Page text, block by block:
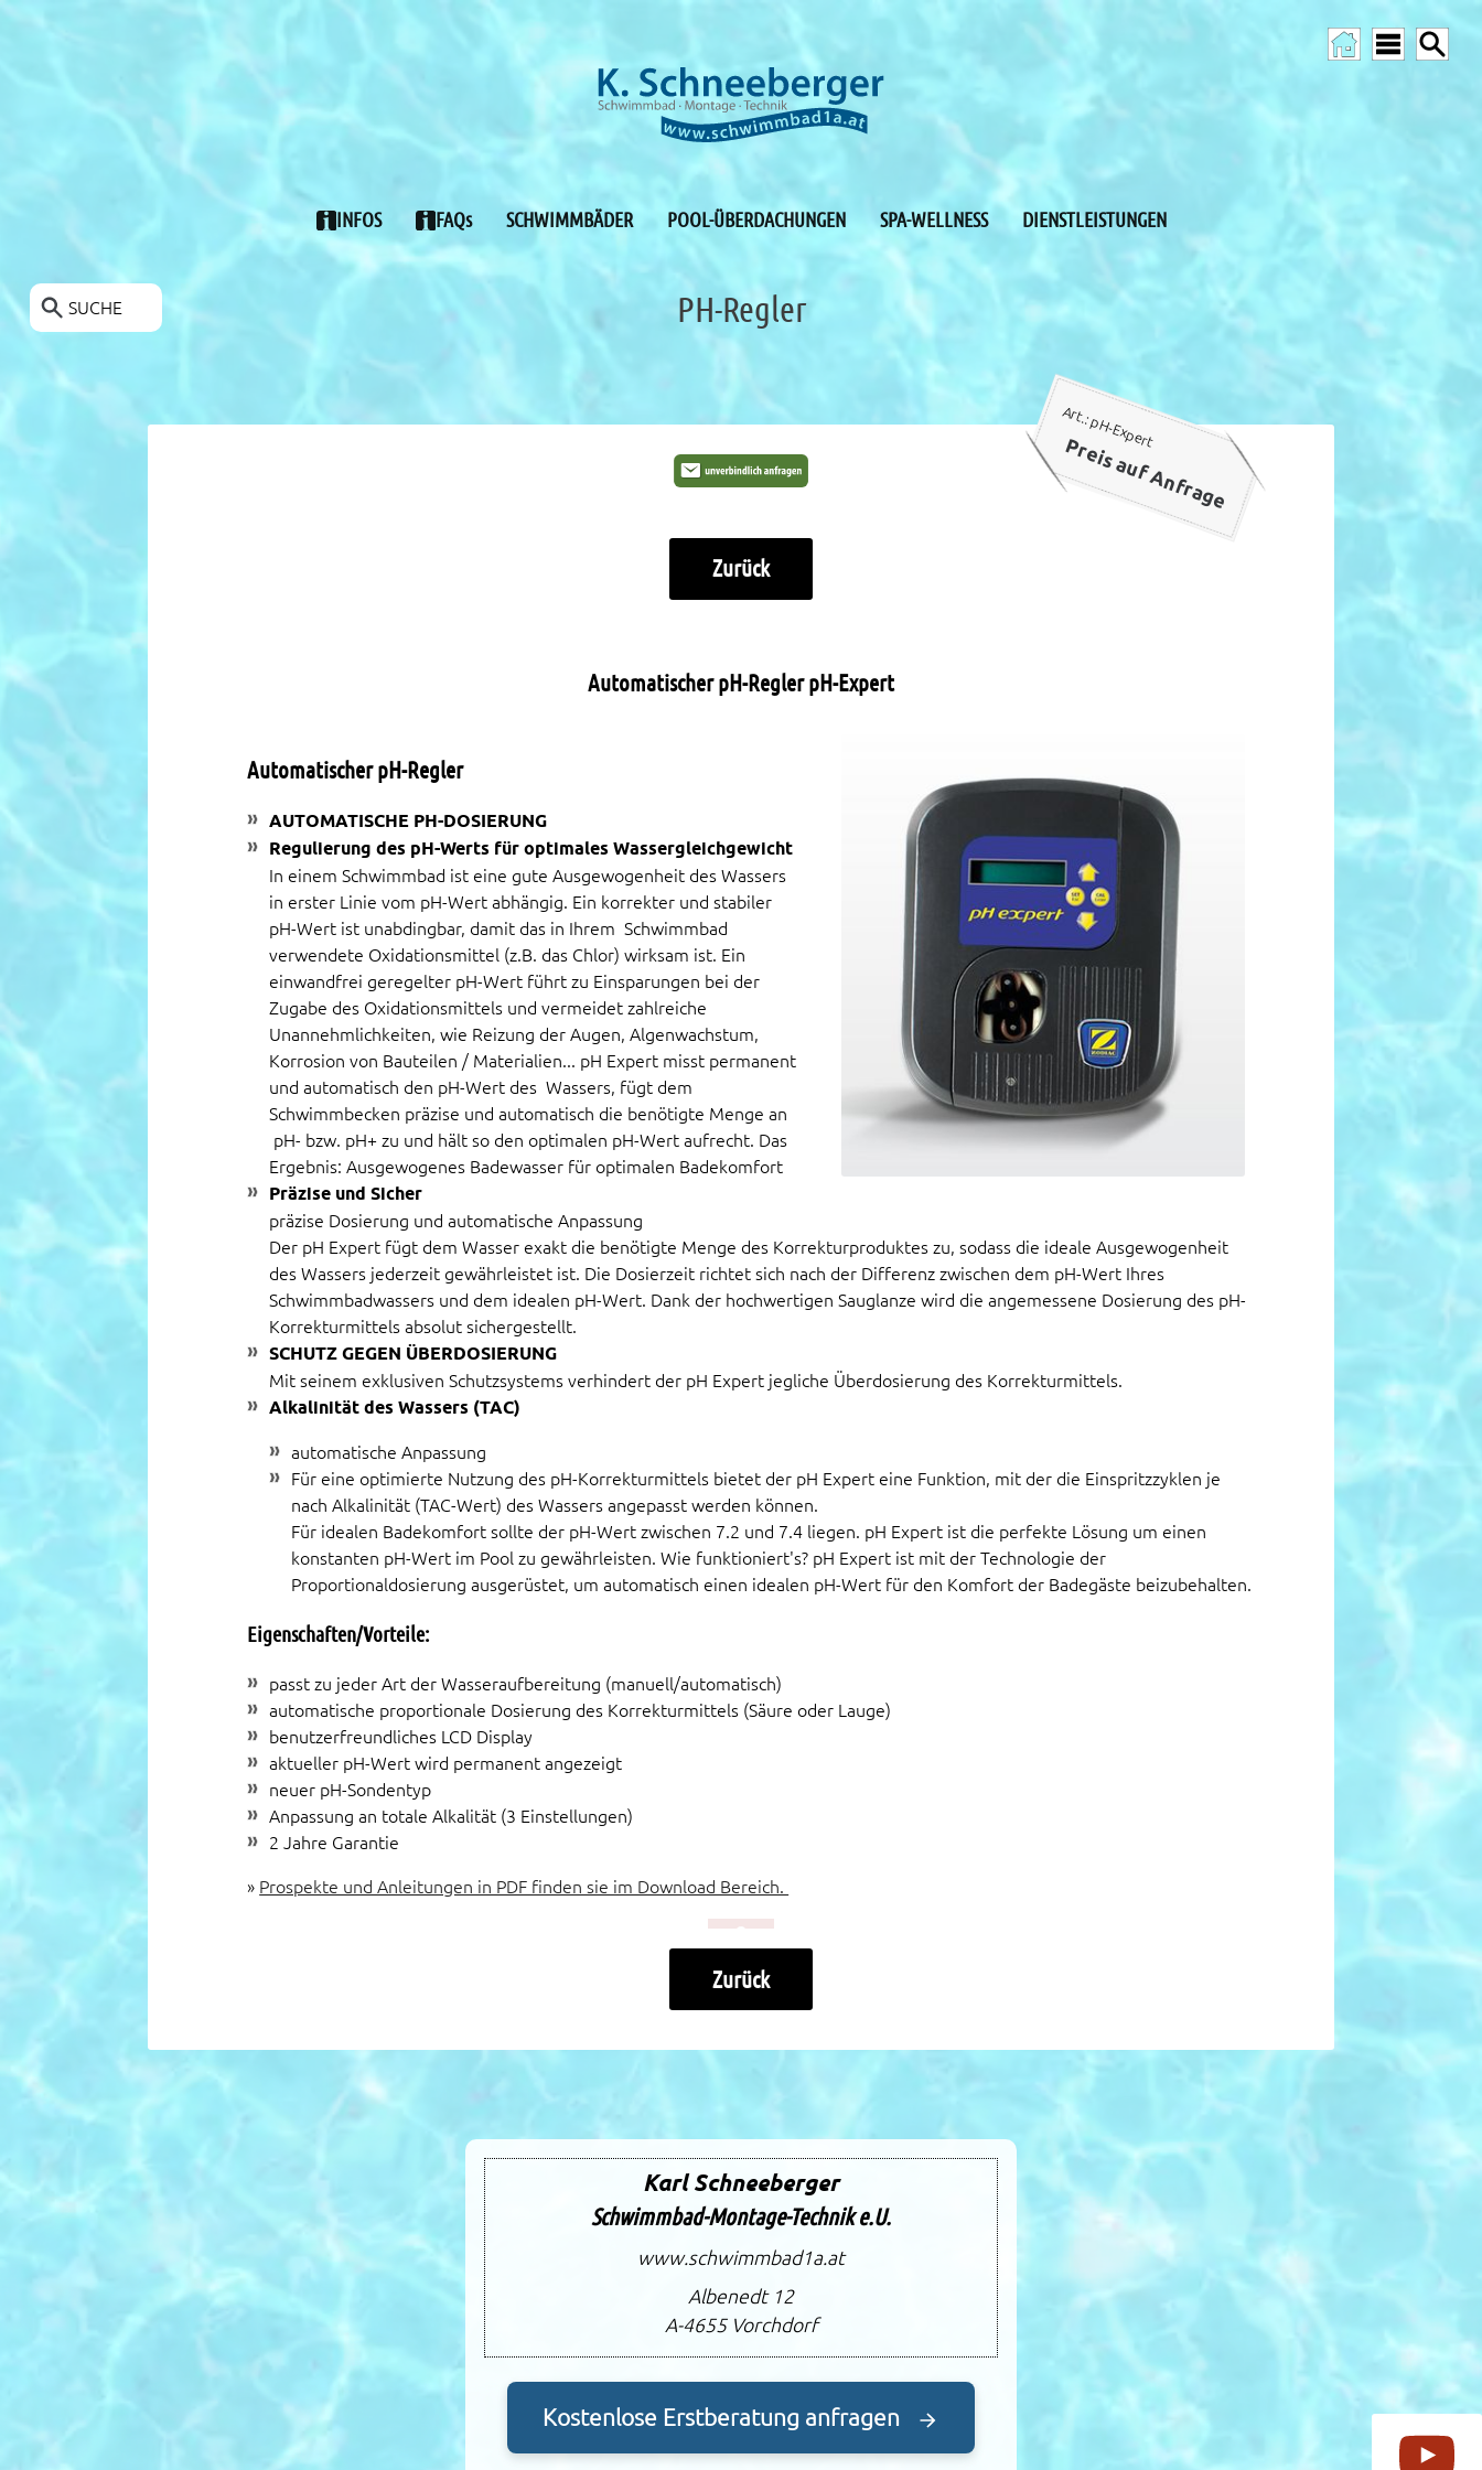
INFOS FAQs SCHWIMMBÄDER POOL-ÜBERDACHUNGEN SPA-WELLNESS DIENSTLEISTUNGEN
SUCHE
POOLS-ANGEBOTE
PH-Regler
Zurück
Automatischer pH-Regler pH-Expert
Art.: pH-Expert
Preis auf Anfrage
Automatischer pH-Regler
AUTOMATISCHE PH-DOSIERUNG
Regulierung des pH-Werts für optimales Wassergleichgewicht
In einem Schwimmbad ist eine gute Ausgewogenheit des Wassers
in erster Linie vom pH-Wert abhängig. Ein korrekter und stabiler
pH-Wert ist unabdingbar, damit das in Ihrem Schwimmbad
verwendete Oxidationsmittel (z.B. das Chlor) wirksam ist. Ein
einwandfrei geregelter pH-Wert führt zu Einsparungen bei der
Zugabe des Oxidationsmittels und vermeidet zahlreiche
Unannehmlichkeiten, wie Reizung der Augen, Algenwachstum,
Korrosion von Bauteilen / Materialien... pH Expert misst permanent
und automatisch den pH-Wert des Wassers, fügt dem
Schwimmbecken präzise und automatisch die benötigte Menge an
pH- bzw. pH+ zu und hält so den optimalen pH-Wert aufrecht. Das
Ergebnis: Ausgewogenes Badewasser für optimalen Badekomfort
Präzise und Sicher
präzise Dosierung und automatische Anpassung
Der pH Expert fügt dem Wasser exakt die benötigte Menge des Korrekturproduktes zu, sodass die ideale Ausgewogenheit
des Wassers jederzeit gewährleistet ist. Die Dosierzeit richtet sich nach der Differenz zwischen dem pH-Wert Ihres
Schwimmbadwassers und dem idealen pH-Wert. Dank der hochwertigen Sauglanze wird die angemessene Dosierung des pH-
Korrekturmittels absolut sichergestellt.
SCHUTZ GEGEN ÜBERDOSIERUNG
Mit seinem exklusiven Schutzsystems verhindert der pH Expert jegliche Überdosierung des Korrekturmittels.
Alkalinität des Wassers (TAC)
automatische Anpassung
Für eine optimierte Nutzung des pH-Korrekturmittels bietet der pH Expert eine Funktion, mit der die Einspritzzyklen je
nach Alkalinität (TAC-Wert) des Wassers angepasst werden können.
Für idealen Badekomfort sollte der pH-Wert zwischen 7.2 und 7.4 liegen. pH Expert ist die perfekte Lösung um einen
konstanten pH-Wert im Pool zu gewährleisten. Wie funktioniert's? pH Expert ist mit der Technologie der
Proportionaldosierung ausgerüstet, um automatisch einen idealen pH-Wert für den Komfort der Badegäste beizubehalten.
Eigenschaften/Vorteile:
passt zu jeder Art der Wasseraufbereitung (manuell/automatisch)
automatische proportionale Dosierung des Korrekturmittels (Säure oder Lauge)
benutzerfreundliches LCD Display
aktueller pH-Wert wird permanent angezeigt
neuer pH-Sondentyp
Anpassung an totale Alkalität (3 Einstellungen)
2 Jahre Garantie
» Prospekte und Anleitungen in PDF finden sie im Download Bereich.
Zurück
Karl Schneeberger
Schwimmbad-Montage-Technik e.U.
www.schwimmbad1a.at
Albenedt 12
A-4655 Vorchdorf
Kostenlose Erstberatung anfragen